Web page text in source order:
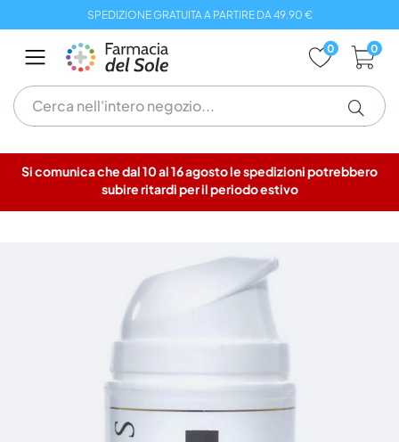
al
contenuto
SPEDIZIONE GRATUITA A PARTIRE DA 49.90 €
0 0
Si comunica che dal 10 al 16 agosto le spedizioni potrebbero
subire ritardi per il periodo estivo